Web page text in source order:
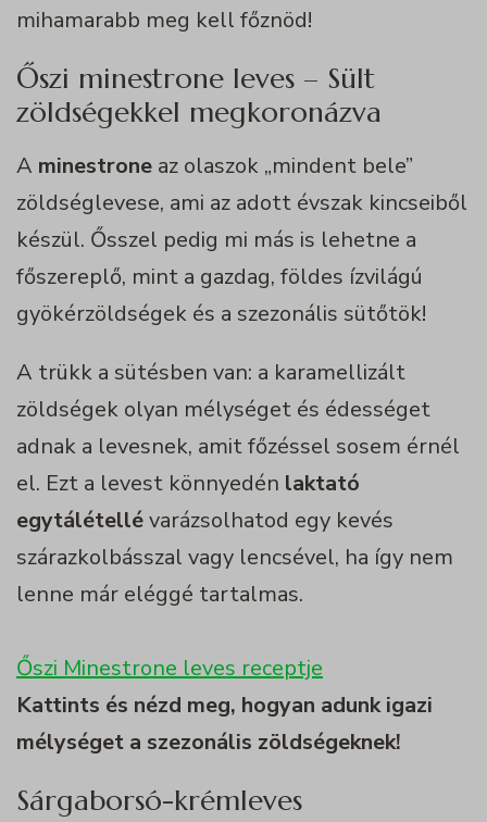
mihamarabb meg kell főznöd!
Őszi minestrone leves – Sült
zöldségekkel megkoronázva
A minestrone az olaszok „mindent bele”
zöldséglevese, ami az adott évszak kincseiből
készül. Ősszel pedig mi más is lehetne a
főszereplő, mint a gazdag, földes ízvilágú
gyökérzöldségek és a szezonális sütőtök!
A trükk a sütésben van: a karamellizált
zöldségek olyan mélységet és édességet
adnak a levesnek, amit főzéssel sosem érnél
el. Ezt a levest könnyedén laktató
egytálétellévarázsolhatod egy kevés
szárazkolbásszal vagy lencsével, ha így nem
lenne már eléggé tartalmas.
Őszi Minestrone leves receptje
Kattints és nézd meg, hogyan adunk igazi
mélységet a szezonális zöldségeknek!
Sárgaborsó-krémleves